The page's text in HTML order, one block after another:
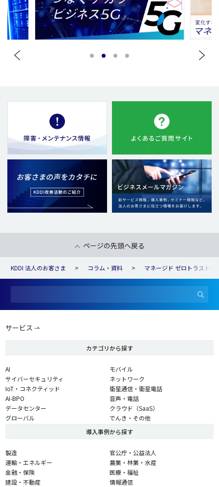
ページの先頭へ戻る
KDDI 法人のお客さま コラム・資料 マネージド ゼロトラストの
サービス
カテゴリから探す
AI
サイバーセキュリティ
IoT・コネクティッド
AI-BPO
データセンター
グローバル
モバイル
ネットワーク
衛星通信・衛星電話
音声・電話
クラウド（SaaS）
でんき・その他
導入事例から探す
製造
運輸・エネルギー
金融・保険
建設・不動産
官公庁・公益法人
農業・林業・水産
医療・福祉
情報通信